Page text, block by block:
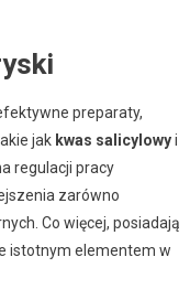
preparaty,
jak kwas salicylowyi
regulacji pracy
zarówno
Co więcej, posiadają
istotnym elementem w